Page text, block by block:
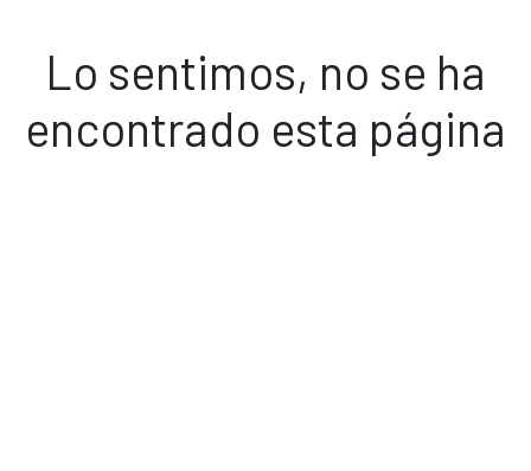
Lo sentimos, no se ha
encontrado esta página